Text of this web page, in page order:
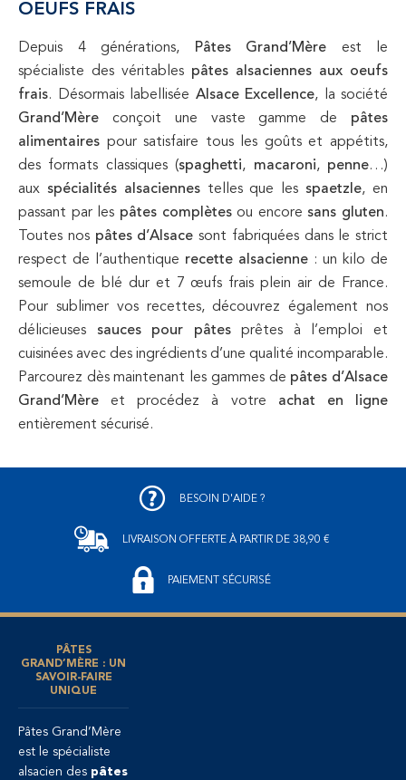
OEUFS FRAIS
Depuis 4 générations, Pâtes Grand’Mère est le
spécialiste des véritables pâtes alsaciennes aux oeufs
frais. Désormais labellisée Alsace Excellence, la société
Grand’Mère conçoit une vaste gamme de pâtes
alimentaires pour satisfaire tous les goûts et appétits,
des formats classiques (spaghetti, macaroni, penne…)
aux spécialités alsaciennestelles que les spaetzle, en
passant par les pâtes complètesou encore sans gluten.
Toutes nos pâtes d’Alsace sont fabriquées dans le strict
respect de l’authentique recette alsacienne : un kilo de
semoule de blé dur et 7 œufs frais plein air de France.
Pour sublimer vos recettes, découvrez également nos
délicieuses sauces pour pâtesprêtes à l’emploi et
cuisinées avec des ingrédients d’une qualité incomparable.
Parcourez dès maintenant les gammes de pâtes d’Alsace
Grand’Mère et procédez à votre achat en ligne
entièrement sécurisé.
BESOIN D'AIDE ?
LIVRAISON OFFERTE À PARTIR DE 38,90 €
PAIEMENT SÉCURISÉ
PÂTES
GRAND’MÈRE : UN
SAVOIR-FAIRE
UNIQUE
Pâtes Grand’Mère
est le spécialiste
alsacien des pâtes